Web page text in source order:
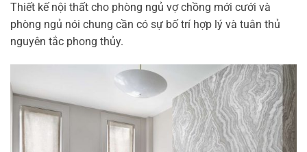
Thiết kế nội thất cho phòng ngủ vợ chồng mới cưới và
phòng ngủ nói chung cần có sự bố trí hợp lý và tuân thủ
nguyên tắc phong thủy.